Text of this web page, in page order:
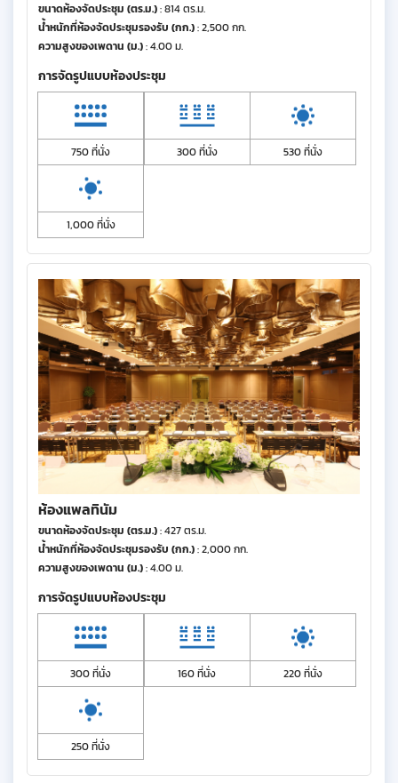
ขนาดห้องจัดประชุม (ตร.ม.): 814 ตร.ม.
น้ำหนักที่ห้องจัดประชุมรองรับ (กก.): 2,500 กก.
ความสูงของเพดาน (ม.): 4.00 ม.
การจัดรูปแบบห้องประชุม
750 ที่นั่ง 300 ที่นั่ง 530 ที่นั่ง
1,000 ที่นั่ง
ห้องแพลทินัม
ขนาดห้องจัดประชุม (ตร.ม.): 427 ตร.ม.
น้ำหนักที่ห้องจัดประชุมรองรับ (กก.): 2,000 กก.
ความสูงของเพดาน (ม.): 4.00 ม.
การจัดรูปแบบห้องประชุม
300 ที่นั่ง 160 ที่นั่ง 220 ที่นั่ง
250 ที่นั่ง